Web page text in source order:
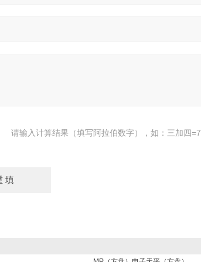
请输入计算结果（填写阿拉伯数字），如：三加四=7